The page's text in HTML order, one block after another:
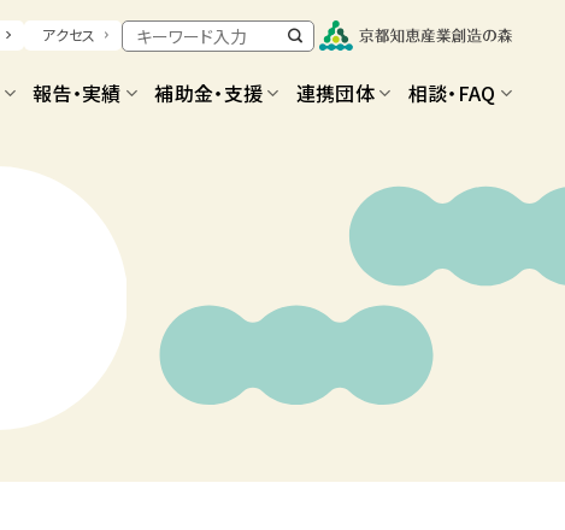
アクセス
報告・実績 補助金・支援 連携団体 相談・FAQ